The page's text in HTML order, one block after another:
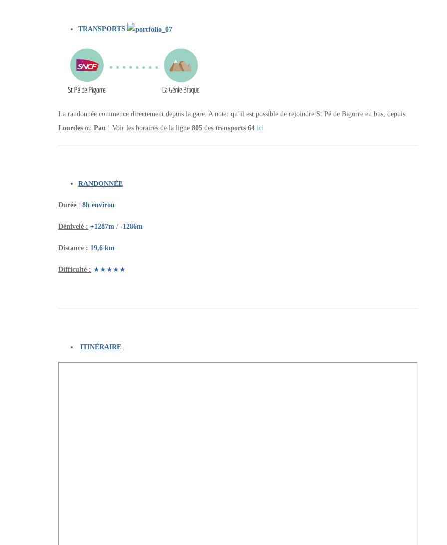
TRANSPORTS
La randonnée commence directement depuis la gare. A noter qu’il est possible de rejoindre St Pé de Bigorre en bus, depuis
Lourdes ou Pau ! Voir les horaires de la ligne 805 des transports 64 ici
RANDONNÉE
Durée : 8h environ
Dénivelé : +1287m / -1286m
Distance : 19,6 km
Difficulté : ★★★★★
ITINÉRAIRE